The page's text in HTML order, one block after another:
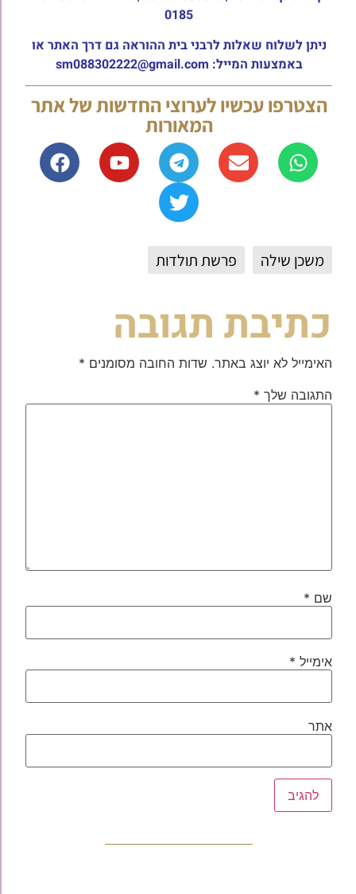
0185
ניתן לשלוח שאלות לרבני בית ההוראה גם דרך האתר או
באמצעות המייל: sm088302222@gmail.com
הצטרפו עכשיו לערוצי החדשות של אתר
המאורות
משכן שילה פרשת תולדות
כתיבת תגובה
האימייל לא יוצג באתר. שדות החובה מסומנים *
התגובה שלך *
שם *
אימייל *
אתר